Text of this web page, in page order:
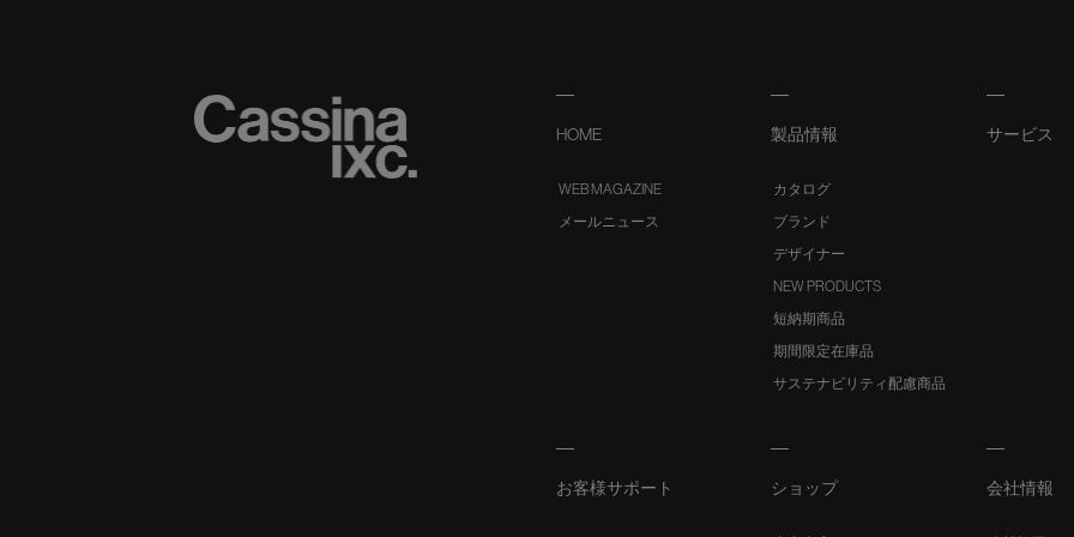
HOME
WEB MAGAZINE
メールニュース
製品情報
カタログ
ブランド
デザイナー
NEW PRODUCTS
短納期商品
期間限定在庫品
サステナビリティ配慮商品
サービス
お客様サポート ショップ 会社情報